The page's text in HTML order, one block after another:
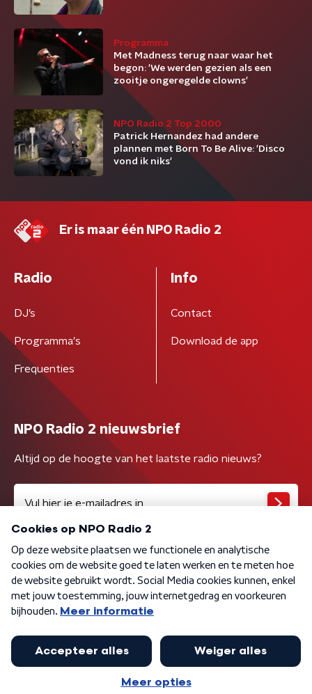
Programma
Met Madness terug naar waar het
begon: 'We werden gezien als een
zooitje ongeregelde clowns'
NPO Radio 2 Top 2000
Patrick Hernandez had andere
plannen met Born To Be Alive: 'Disco
vond ik niks'
Er is maar één NPO Radio 2
Radio
DJ’s
Programma's
Frequenties
Info
Contact
Download de app
NPO Radio 2 nieuwsbrief
Altijd op de hoogte van het laatste radio nieuws?
Algemene voorwaarden